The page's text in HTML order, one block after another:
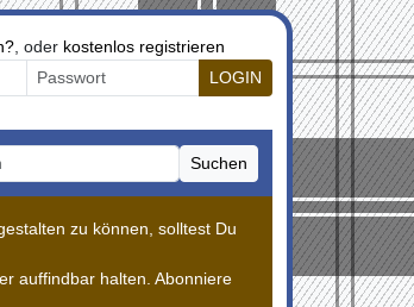
, oder kostenlos registrieren
LOGIN
Suchen
zu können, solltest Du
auffindbar halten. Abonniere